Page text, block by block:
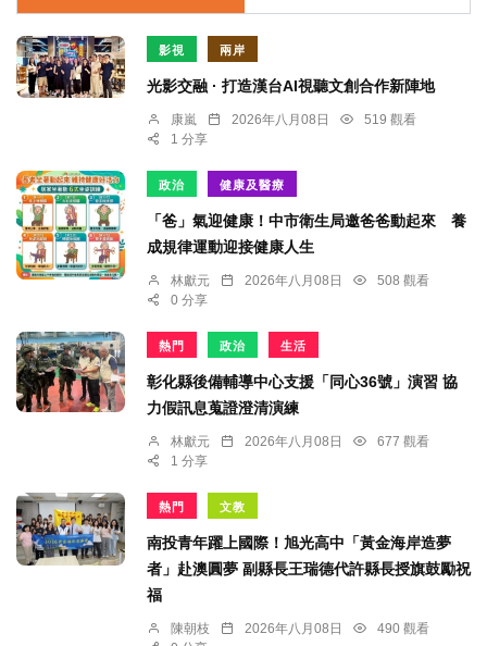
影視 兩岸
光影交融 · 打造漢台AI視聽文創合作新陣地
康嵐 2026年八月08日
519 觀看
1 分享
政治 健康及醫療
「爸」氣迎健康！中市衛生局邀爸爸動起來 養
成規律運動迎接健康人生
林獻元 2026年八月08日
508 觀看
0 分享
熱門 政治 生活
彰化縣後備輔導中心支援「同心36號」演習 協
力假訊息蒐證澄清演練
林獻元 2026年八月08日
677 觀看
1 分享
熱門 文教
南投青年躍上國際！旭光高中「黃金海岸造夢
者」赴澳圓夢 副縣長王瑞德代許縣長授旗鼓勵祝
福
陳朝枝 2026年八月08日
490 觀看